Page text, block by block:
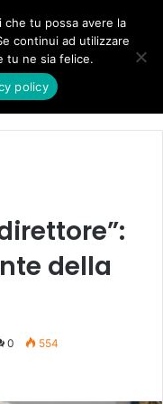
segreteria regionale
della
0 554
che tu possa avere la
continui ad utilizzare
tu ne sia felice.
policy